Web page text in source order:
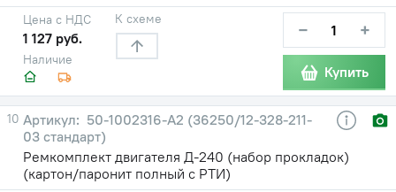
Наличие
Цена с НДС
1 127 руб.
К схеме − +
Купить
10
50-1002316-А2 (36250/12-328-211-
03 стандарт)
Ремкомплект двигателя Д-240 (набор прокладок)
(картон/паронит полный с РТИ)